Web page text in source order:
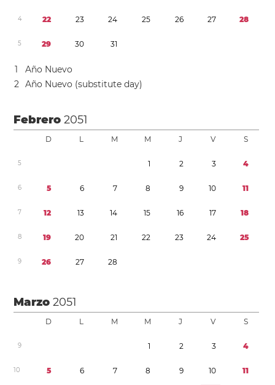
4 22 23 24 25 26 27 28
5 29 30 31
1
Año Nuevo
2 Año Nuevo (substitute day)
Febrero2051
D L M M J V S
5 1 2 3 4
6 5 6 7 8 9 10 11
7 12 13 14 15 16 17 18
8 19 20 21 22 23 24 25
9 26 27 28
Marzo2051
D L M M J V S
9 1 2 3 4
10 5 6 7 8 9 10 11